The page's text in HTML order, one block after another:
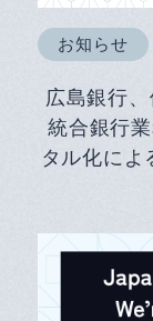
お知らせ
広島銀行
統合銀行
タル化によ